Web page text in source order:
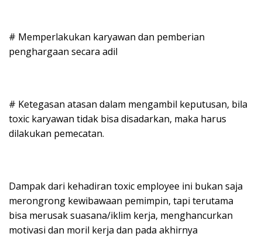
# Memperlakukan karyawan dan pemberian
penghargaan secara adil
# Ketegasan atasan dalam mengambil keputusan, bila
toxic karyawan tidak bisa disadarkan, maka harus
dilakukan pemecatan.
Dampak dari kehadiran toxic employee ini bukan saja
merongrong kewibawaan pemimpin, tapi terutama
bisa merusak suasana/iklim kerja, menghancurkan
motivasi dan moril kerja dan pada akhirnya